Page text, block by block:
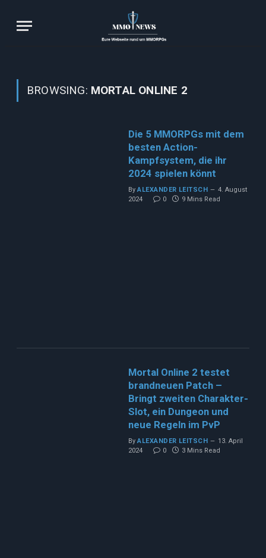
BROWSING: MORTAL ONLINE 2
Die 5 MMORPGs mit dem
besten Action-
Kampfsystem, die ihr
2024 spielen könnt
By ALEXANDER LEITSCH
4. August
2024
0 9 Mins Read
Mortal Online 2 testet
brandneuen Patch –
Bringt zweiten Charakter-
Slot, ein Dungeon und
neue Regeln im PvP
By ALEXANDER LEITSCH
13. April
2024
0 3 Mins Read